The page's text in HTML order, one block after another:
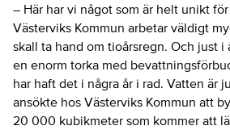
– Här har vi något som är helt unikt
Västerviks Kommun arbetar väldigt
skall ta hand om tioårsregn. Och just i
en enorm torka med
har haft det i några år i rad. Vatten är
ansökte hos Västerviks Kommun att
20 000 kubikmeter som kommer att